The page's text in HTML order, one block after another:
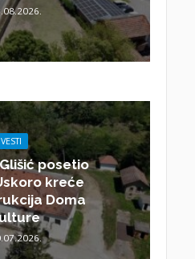
VESTI
posetio
kreće
Doma